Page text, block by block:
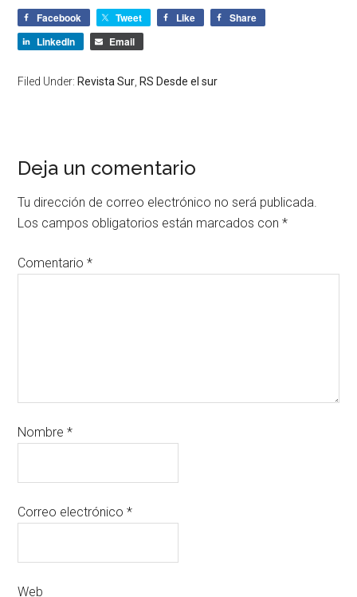
Facebook Tweet Like
Share
LinkedIn
Email
Filed Under: Revista Sur, RS Desde el sur
Deja un comentario
Tu dirección de correo electrónico no será publicada.
Los campos obligatorios están marcados con*
Comentario*
Nombre*
Correo electrónico*
Web